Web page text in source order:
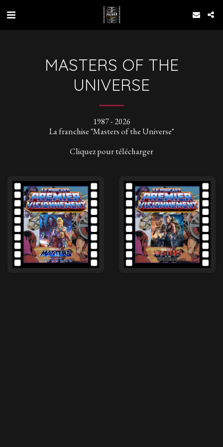
MASTERS OF THE
UNIVERSE
1987 - 2026
La franchise "Masters of the Universe"
Cliquez pour télécharger